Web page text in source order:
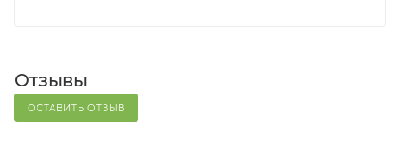
Отзывы
ОСТАВИТЬ ОТЗЫВ